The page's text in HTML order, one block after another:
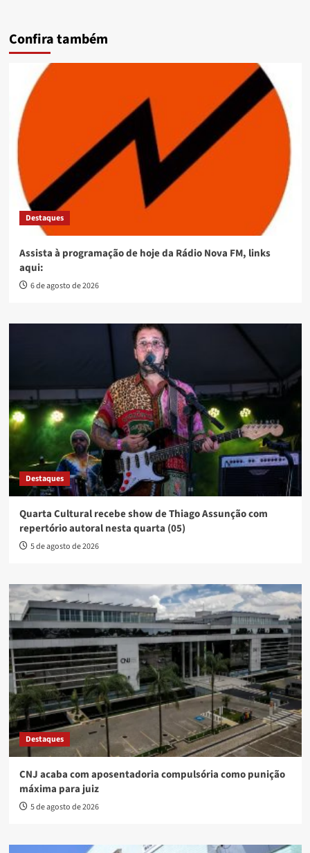
Confira também
Destaques
Assista à programação de hoje da Rádio Nova FM, links
aqui:
6 de agosto de 2026
Destaques
Quarta Cultural recebe show de Thiago Assunção com
repertório autoral nesta quarta (05)
5 de agosto de 2026
Destaques
CNJ acaba com aposentadoria compulsória como punição
máxima para juiz
5 de agosto de 2026